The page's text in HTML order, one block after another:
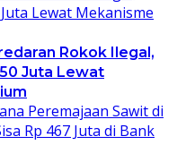
Rokok Ilegal,
Juta Lewat